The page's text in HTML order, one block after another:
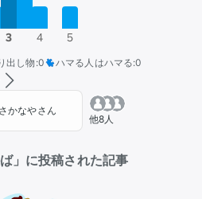
3 4 5
出し物 :0 ハマる人はハマる:0
さかなやさん
他8人
」に投稿された記事